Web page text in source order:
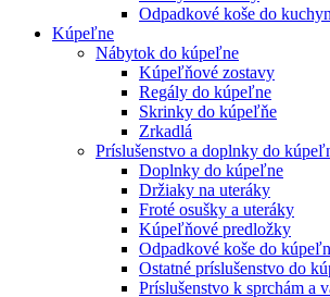
Odpadkové koše do
Kúpeľne
Nábytok do kúpeľne
Kúpeľňové zostavy
Regály do kúpeľne
Skrinky do kúpeľňe
Zrkadlá
Príslušenstvo a doplnky do
Doplnky do kúpeľne
Držiaky na uteráky
Froté osušky a uteráky
Kúpeľňové predložky
Odpadkové koše do
Ostatné príslušenstvo do
Príslušenstvo k sprchám a